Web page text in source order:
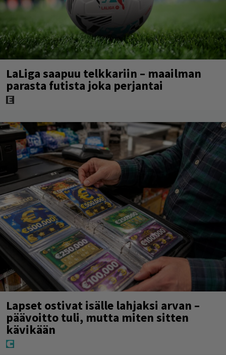
LaLiga saapuu telkkariin – maailman
parasta futista joka perjantai
Lapset ostivat isälle lahjaksi arvan –
päävoitto tuli, mutta miten sitten
kävikään